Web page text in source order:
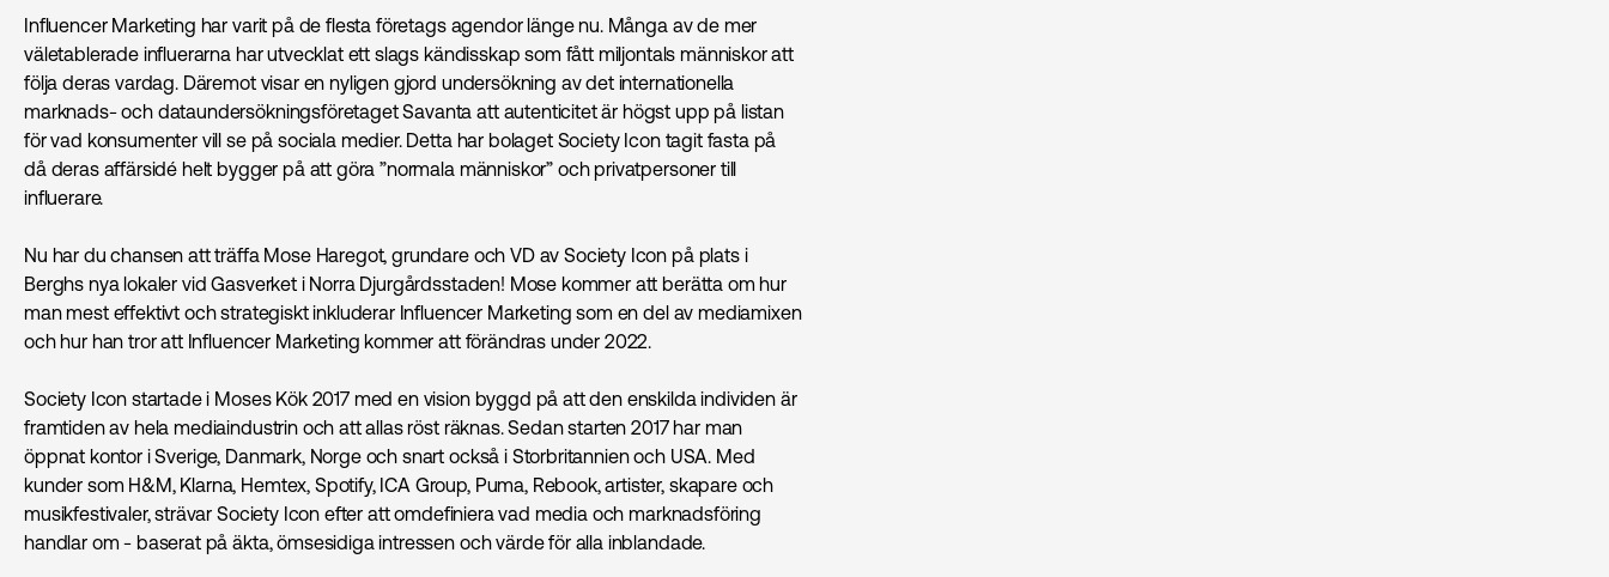
Influencer Marketing har varit på de flesta företags agendor länge nu. Många av de mer
väletablerade influerarna har utvecklat ett slags kändisskap som fått miljontals människor att
följa deras vardag. Däremot visar en nyligen gjord undersökning av det internationella
marknads- och dataundersökningsföretaget Savanta att autenticitet är högst upp på listan
för vad konsumenter vill se på sociala medier. Detta har bolaget Society Icon tagit fasta på
då deras affärsidé helt bygger på att göra ”normala människor” och privatpersoner till
influerare.
Nu har du chansen att träffa Mose Haregot, grundare och VD av Society Icon på plats i
Berghs nya lokaler vid Gasverket i Norra Djurgårdsstaden! Mose kommer att berätta om hur
man mest effektivt och strategiskt inkluderar Influencer Marketing som en del av mediamixen
och hur han tror att Influencer Marketing kommer att förändras under 2022.
Society Icon startade i Moses Kök 2017 med en vision byggd på att den enskilda individen är
framtiden av hela mediaindustrin och att allas röst räknas. Sedan starten 2017 har man
öppnat kontor i Sverige, Danmark, Norge och snart också i Storbritannien och USA. Med
kunder som H&M, Klarna, Hemtex, Spotify, ICA Group, Puma, Rebook, artister, skapare och
musikfestivaler, strävar Society Icon efter att omdefiniera vad media och marknads­föring
handlar om - baserat på äkta, ömsesidiga intressen och värde för alla inblandade.